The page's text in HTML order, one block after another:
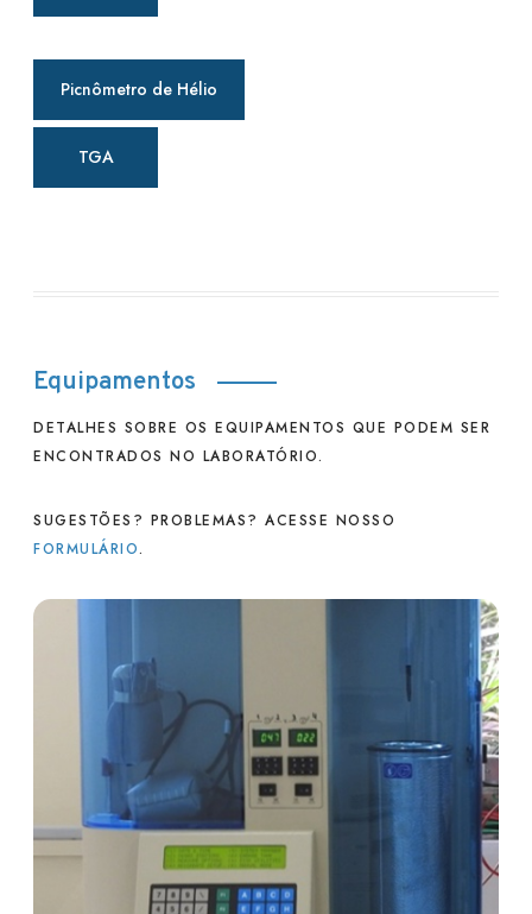
Picnômetro de Hélio
TGA
Equipamentos
DETALHES SOBRE OS EQUIPAMENTOS QUE PODEM SER
ENCONTRADOS NO LABORATÓRIO.
SUGESTÕES? PROBLEMAS? ACESSE NOSSO
FORMULÁRIO.